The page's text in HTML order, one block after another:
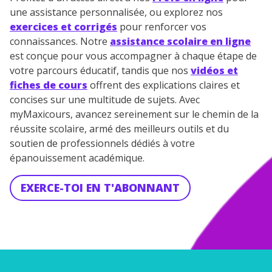
une assistance personnalisée, ou explorez nos
exercices et corrigés pour renforcer vos
connaissances. Notre assistance scolaire en ligne
est conçue pour vous accompagner à chaque étape de
votre parcours éducatif, tandis que nos vidéos et
fiches de cours offrent des explications claires et
concises sur une multitude de sujets. Avec
myMaxicours, avancez sereinement sur le chemin de la
réussite scolaire, armé des meilleurs outils et du
soutien de professionnels dédiés à votre
épanouissement académique.
EXERCE-TOI EN T'ABONNANT